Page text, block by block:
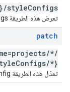
/styleConfigs
تعرض هذه الطريقة StyleConfigs.
patch
/*/
Configs/*}
تعدّل هذه الطريقة StyleConfig.